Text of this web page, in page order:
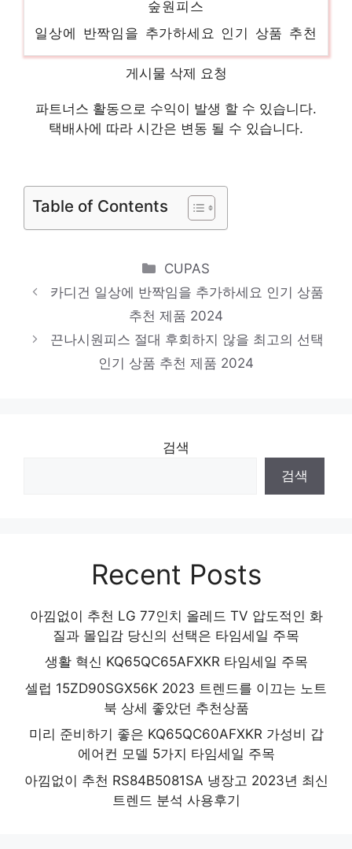
데코원피스
지금이 아니면 못 사요! 인기 상품 추천 제품
2024
제한된 시간, 무한한 가치 인기 상품 추천 제
품 2024
제한된 시간, 무한한 가치 인기 상품 추천 제
품 2024
쉬즈미스니트
품절 위기! 빠르게 잡아라! 인기 상품 추천 제
품 2024
게시물 삭제 요청
파트너스 활동으로 수익이 발생 할 수 있습니다.
택배사에 따라 시간은 변동 될 수 있습니다.
Table of Contents
Categories
CUPAS
카디건 일상에 반짝임을 추가하세요 인기 상품
추천 제품 2024
끈나시원피스 절대 후회하지 않을 최고의 선택
인기 상품 추천 제품 2024
검색
검색
Recent Posts
아낌없이 추천 LG 77인치 올레드 TV 압도적인 화
질과 몰입감 당신의 선택은 타임세일 주목
생활 혁신 KQ65QC65AFXKR 타임세일 주목
셀럽 15ZD90SGX56K 2023 트렌드를 이끄는 노트
북 상세 좋았던 추천상품
미리 준비하기 좋은 KQ65QC60AFXKR 가성비 갑
에어컨 모델 5가지 타임세일 주목
아낌없이 추천 RS84B5081SA 냉장고 2023년 최신
트렌드 분석 사용후기